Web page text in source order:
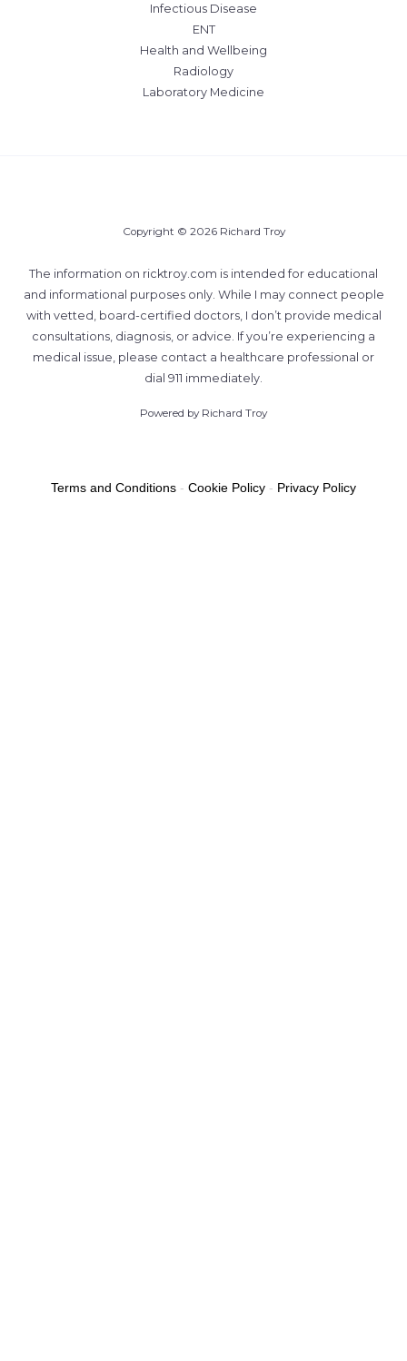
Infectious Disease
ENT
Health and Wellbeing
Radiology
Laboratory Medicine
Copyright © 2026 Richard Troy
The information on ricktroy.com is intended for educational
and informational purposes only. While I may connect people
with vetted, board-certified doctors, I don’t provide medical
consultations, diagnosis, or advice. If you’re experiencing a
medical issue, please contact a healthcare professional or
dial 911 immediately.
Powered by Richard Troy
Terms and Conditions - Cookie Policy - Privacy Policy